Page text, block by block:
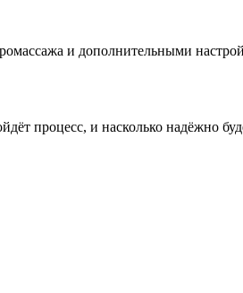
и дополнительными
процесс, и насколько надёжно